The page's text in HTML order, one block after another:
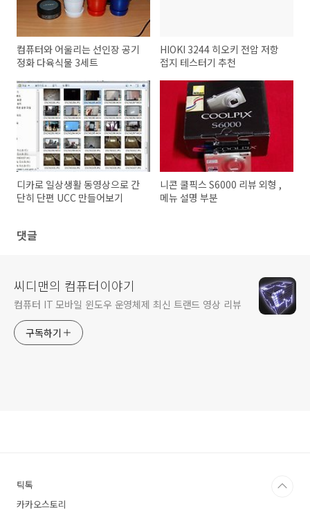
컴퓨터와 어울리는 선인장 공기
정화 다육식물 3세트
HIOKI 3244 히오키 전압 저항
접지 테스터기 추천
디카로 일상생활 동영상으로 간
단히 단편 UCC 만들어보기
니콘 쿨픽스 S6000 리뷰 외형 ,
메뉴 설명 부분
댓글
씨디맨의 컴퓨터이야기
컴퓨터 IT 모바일 윈도우 운영체제 최신 트랜드 영상 리뷰
구독하기
틱톡
카카오스토리